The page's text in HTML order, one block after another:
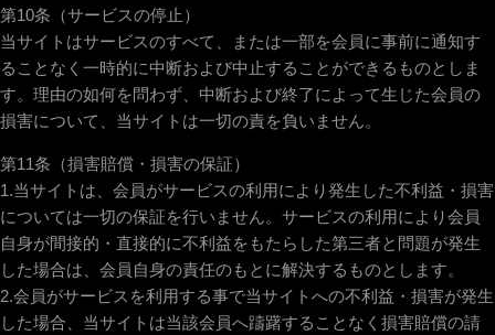
第10条（サービスの停止）
当サイトはサービスのすべて、または一部を会員に事前に通知す
ることなく一時的に中断および中止することができるものとしま
す。理由の如何を問わず、中断および終了によって生じた会員の
損害について、当サイトは一切の責を負いません。
第11条（損害賠償・損害の保証）
1.当サイトは、会員がサービスの利用により発生した不利益・損害
については一切の保証を行いません。サービスの利用により会員
自身が間接的・直接的に不利益をもたらした第三者と問題が発生
した場合は、会員自身の責任のもとに解決するものとします。
2.会員がサービスを利用する事で当サイトへの不利益・損害が発生
した場合、当サイトは当該会員へ躊躇することなく損害賠償の請